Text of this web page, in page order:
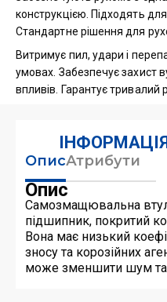
конструкцією. Підходять
Стандартне рішення для
Витримує пил, удари і
умовах. Забезпечує захист
впливів. Гарантує тривалий
ОписАтрибути
Опис
Самозмащювальна
підшипник, покритий
Вона має низький
зносу та корозійних
може зменшити шум та